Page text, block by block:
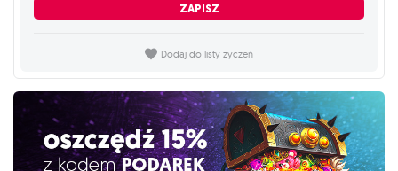
ZAPISZ
Dodaj do listy życzeń